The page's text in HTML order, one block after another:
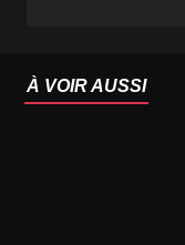
À VOIR AUSSI